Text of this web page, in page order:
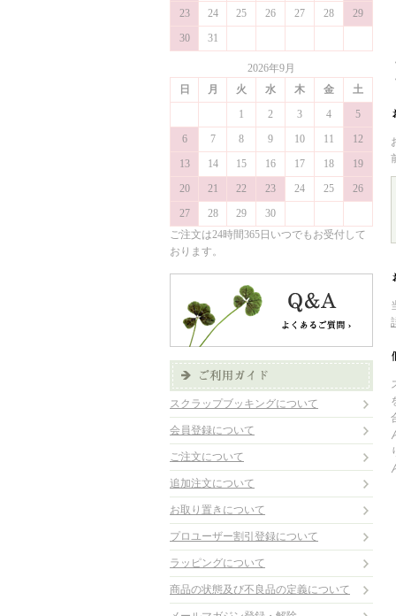
23
24 25 26 27 28
29
30
31
2026年9月
日
月 火 水 木 金
土
1
2 3 4
5
6
7 8 9 10 11
12
13
14 15 16 17 18
19
20
21 22 23 24 25
26
27
28 29
30
ご注文は24時間365日いつでもお受付して
おります。
スクラップブッキングについて
会員登録について
ご注文について
追加注文について
お取り置きについて
プロユーザー割引登録について
ラッピングについて
商品の状態及び不良品の定義について